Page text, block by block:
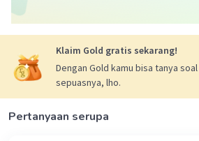
Iklan
Klaim Gold gratis sekarang!
Dengan Gold kamu bisa tanya
sepuasnya, lho.
Pertanyaan serupa